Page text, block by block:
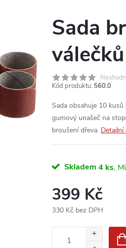
Sada
Kód produktu: 560.0
Sada obsahuje 10
gumový unašeč na
broušení dřeva.
Skladem 4 ks
399 Kč
330 Kč bez DPH